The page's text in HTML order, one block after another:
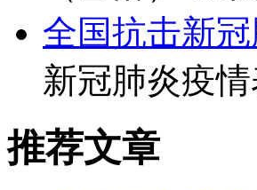
全国抗击新
新冠肺炎疫
推荐文章